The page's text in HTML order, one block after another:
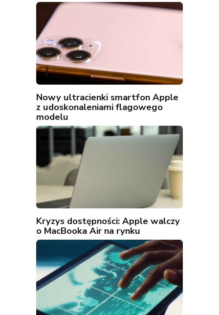
Nowy ultracienki smartfon Apple
z udoskonaleniami flagowego
modelu
Kryzys dostępności: Apple walczy
o MacBooka Air na rynku